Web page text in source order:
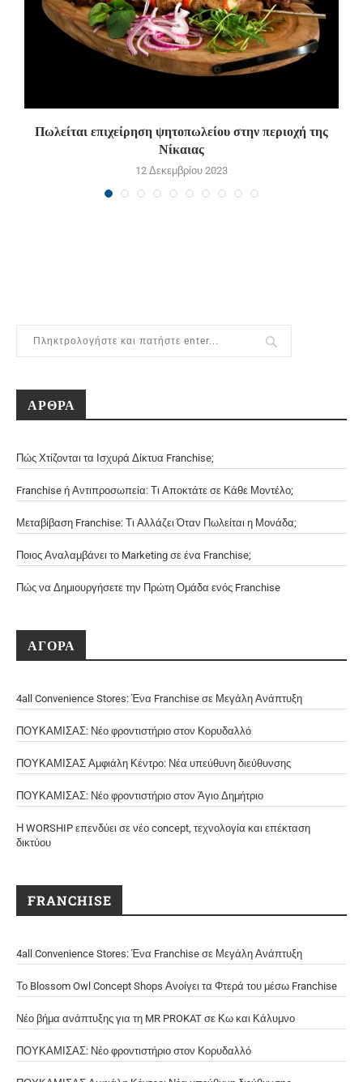
Πωλείται επιχείρηση ψητοπωλείου στην περιοχή της
Νίκαιας
12 Δεκεμβρίου 2023
ΑΡΘΡΑ
Πώς Χτίζονται τα Ισχυρά Δίκτυα Franchise;
Franchise ή Αντιπροσωπεία: Τι Αποκτάτε σε Κάθε Μοντέλο;
Μεταβίβαση Franchise: Τι Αλλάζει Όταν Πωλείται η Μονάδα;
Ποιος Αναλαμβάνει το Marketing σε ένα Franchise;
Πώς να Δημιουργήσετε την Πρώτη Ομάδα ενός Franchise
ΑΓΟΡΑ
4all Convenience Stores: Ένα Franchise σε Μεγάλη Ανάπτυξη
ΠΟΥΚΑΜΙΣΑΣ: Νέο φροντιστήριο στον Κορυδαλλό
ΠΟΥΚΑΜΙΣΑΣ Αμφιάλη Κέντρο: Νέα υπεύθυνη διεύθυνσης
ΠΟΥΚΑΜΙΣΑΣ: Νέο φροντιστήριο στον Άγιο Δημήτριο
Η WORSHIP επενδύει σε νέο concept, τεχνολογία και επέκταση
δικτύου
FRANCHISE
4all Convenience Stores: Ένα Franchise σε Μεγάλη Ανάπτυξη
Το Blossom Owl Concept Shops Ανοίγει τα Φτερά του μέσω Franchise
Νέο βήμα ανάπτυξης για τη MR PROKAT σε Κω και Κάλυμνο
ΠΟΥΚΑΜΙΣΑΣ: Νέο φροντιστήριο στον Κορυδαλλό